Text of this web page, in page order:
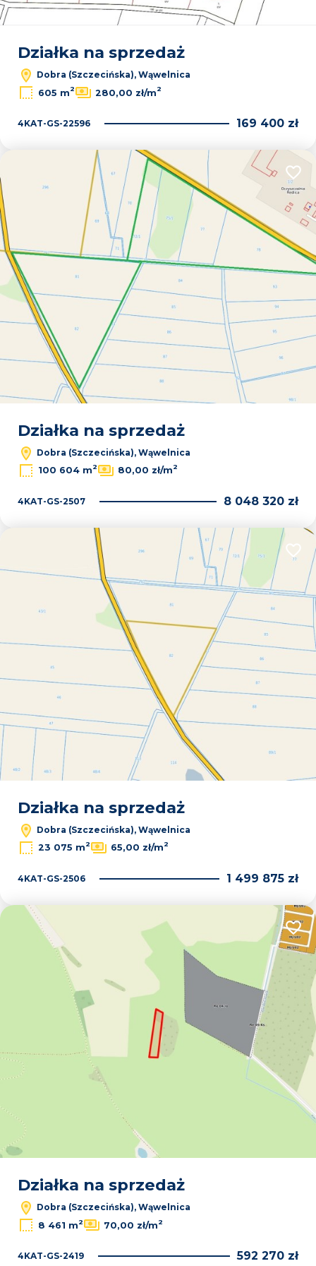
Działka na sprzedaż
Dobra (Szczecińska), Wąwelnica
605 m2 280,00 zł/m2
4KAT-GS-22596 169 400 zł
Działka na sprzedaż
Dobra (Szczecińska), Wąwelnica
100 604 m2 80,00 zł/m2
4KAT-GS-2507 8 048 320 zł
Działka na sprzedaż
Dobra (Szczecińska), Wąwelnica
23 075 m2 65,00 zł/m2
4KAT-GS-2506 1 499 875 zł
Działka na sprzedaż
Dobra (Szczecińska), Wąwelnica
8 461 m2 70,00 zł/m2
4KAT-GS-2419 592 270 zł